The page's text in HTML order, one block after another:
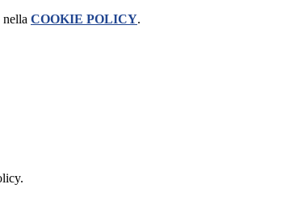
COOKIE POLICY.